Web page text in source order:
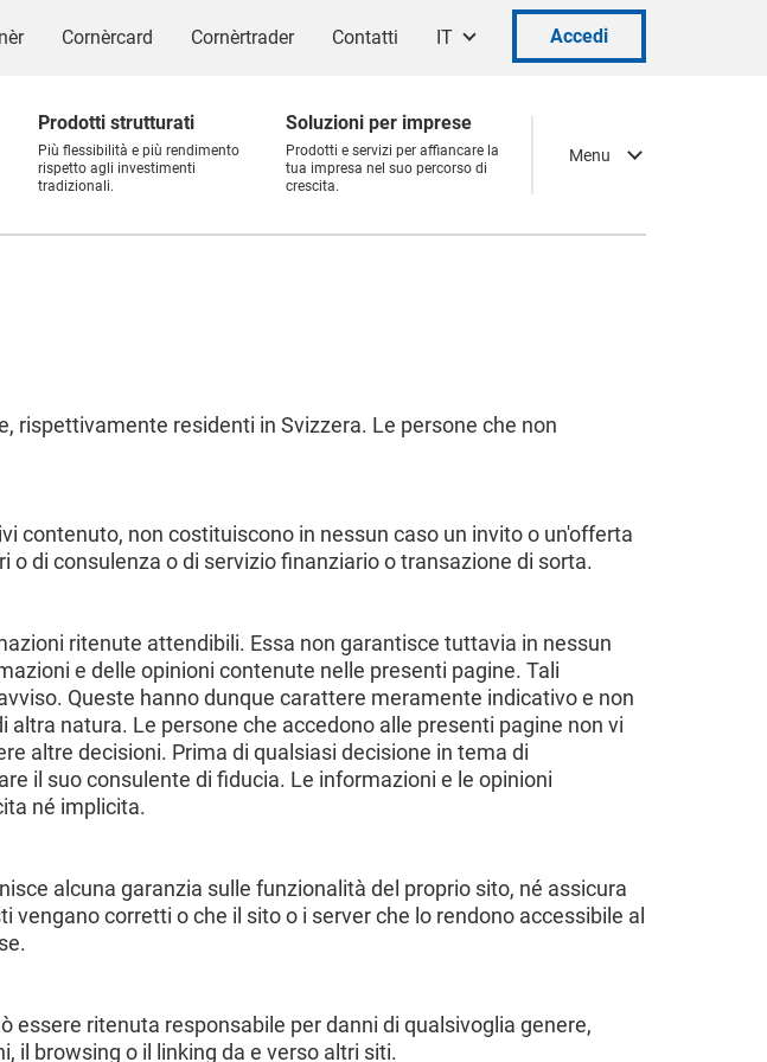
Cornèrcard Cornèrtrader Contatti IT Accedi
Menu
Prodotti strutturati
Più flessibilità e più rendimento
rispetto agli investimenti
tradizionali.
Soluzioni per imprese
Prodotti e servizi per affiancare la
tua impresa nel suo percorso di
crescita.
rispettivamente residenti in Svizzera. Le persone che non
contenuto, non costituiscono in nessun caso un invito o un'offerta
di consulenza o di servizio finanziario o transazione di sorta.
ritenute attendibili. Essa non garantisce tuttavia in nessun
e delle opinioni contenute nelle presenti pagine. Tali
Queste hanno dunque carattere meramente indicativo e non
natura. Le persone che accedono alle presenti pagine non vi
altre decisioni. Prima di qualsiasi decisione in tema di
il suo consulente di fiducia. Le informazioni e le opinioni
né implicita.
alcuna garanzia sulle funzionalità del proprio sito, né assicura
corretti o che il sito o i server che lo rendono accessibile al
essere ritenuta responsabile per danni di qualsivoglia genere,
il browsing o il linking da e verso altri siti.